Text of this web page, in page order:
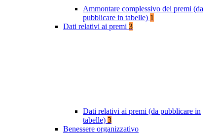
Ammontare complessivo dei premi (da
pubblicare in tabelle) 1
Dati relativi ai premi 3
Dati relativi ai premi (da pubblicare in
tabelle) 3
Benessere organizzativo